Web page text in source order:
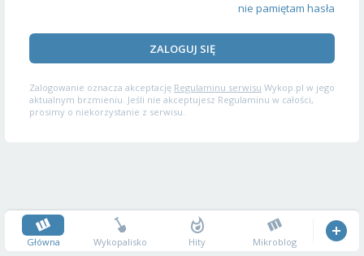
nie pamiętam hasła
ZALOGUJ SIĘ
Zalogowanie oznacza akceptację Regulaminu serwisu Wykop.pl w jego
aktualnym brzmieniu. Jeśli nie akceptujesz Regulaminu w całości,
prosimy o niekorzystanie z serwisu.
Główna Wykopalisko Hity Mikroblog